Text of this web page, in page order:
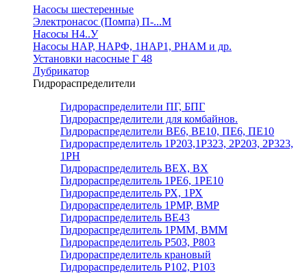
Насосы шестеренные
Электронасос (Помпа) П-...М
Насосы Н4..У
Насосы НАР, НАРФ, 1НАР1, РНАМ и др.
Установки насосные Г 48
Лубрикатор
Гидрораспределители
Гидрораспределители ПГ, БПГ
Гидрораспределители для комбайнов.
Гидрораспределители ВЕ6, ВЕ10, ПЕ6, ПЕ10
Гидрораспределитель 1Р203,1Р323, 2Р203, 2Р323,
1РН
Гидрораспределитель ВЕХ, ВХ
Гидрораспределитель 1РЕ6, 1РЕ10
Гидрораспределитель РХ, 1РХ
Гидрораспределитель 1РМР, ВМР
Гидрораспределитель ВЕ43
Гидрораспределитель 1РММ, ВММ
Гидрораспределитель Р503, Р803
Гидрораспределитель крановый
Гидрораспределитель Р102, Р103